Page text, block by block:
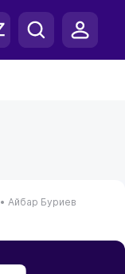
• Айбар Буриев